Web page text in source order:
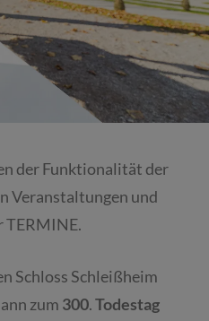
der Funktionalität der
Veranstaltungen und
TERMINE.
Schloss Schleißheim
zum 300.Todestag